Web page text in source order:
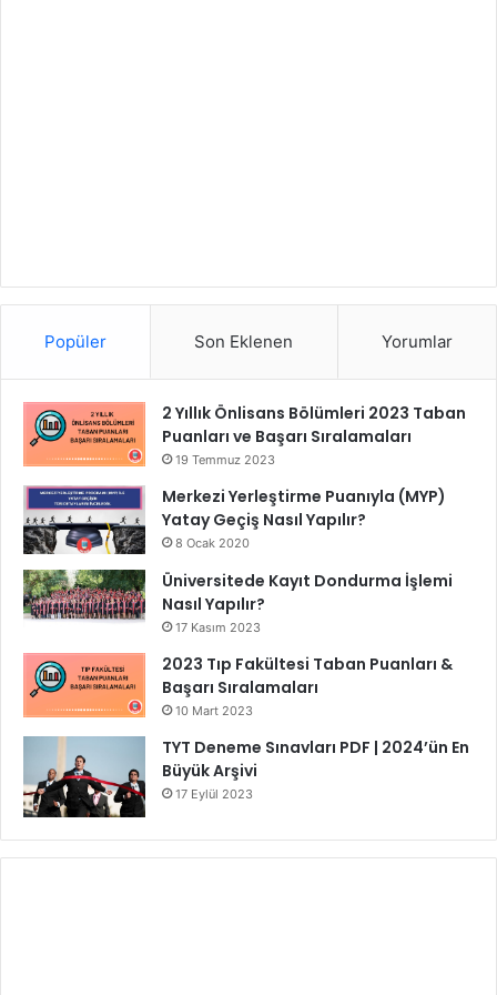
Popüler Son Eklenen Yorumlar
2 Yıllık Önlisans Bölümleri 2023 Taban
Puanları ve Başarı Sıralamaları
19 Temmuz 2023
Merkezi Yerleştirme Puanıyla (MYP)
Yatay Geçiş Nasıl Yapılır?
8 Ocak 2020
Üniversitede Kayıt Dondurma İşlemi
Nasıl Yapılır?
17 Kasım 2023
2023 Tıp Fakültesi Taban Puanları &
Başarı Sıralamaları
10 Mart 2023
TYT Deneme Sınavları PDF | 2024’ün En
Büyük Arşivi
17 Eylül 2023